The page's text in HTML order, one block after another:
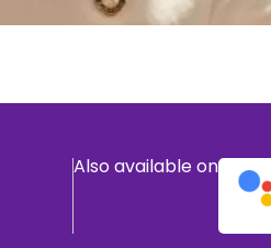
Also available on